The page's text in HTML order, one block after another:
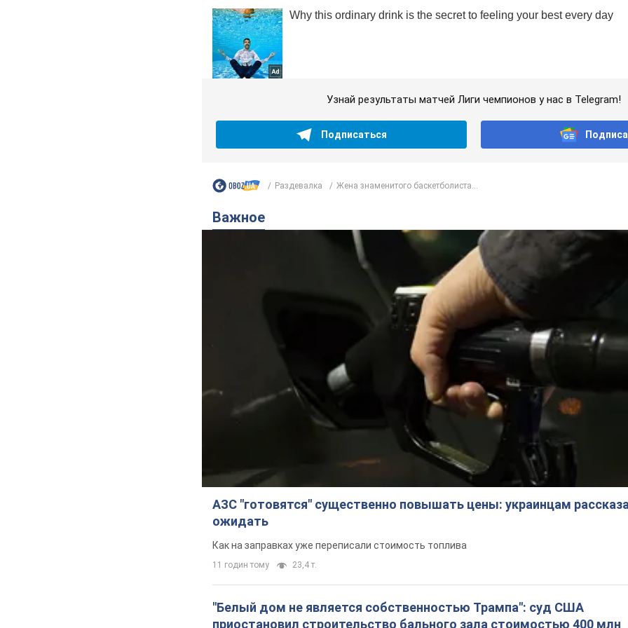
Узнай результаты матчей Лиги чемпионов у нас в Telegram!
Подписаться
Раздевалка Жена знаменитого баскетболиста...
Важное
АЗС "готовятся" существенно повышать цены: украинцам
ожидать
Как на заправках уже переписали стоимость топлива
11 годин тому 23,4 т.
"Белый дом не является собственностью Трампа": суд США
приостановил строительство бального зала стоимостью 400 млн